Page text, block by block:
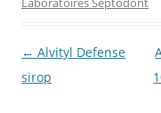
Post navigation
← Alvityl Defense
sirop